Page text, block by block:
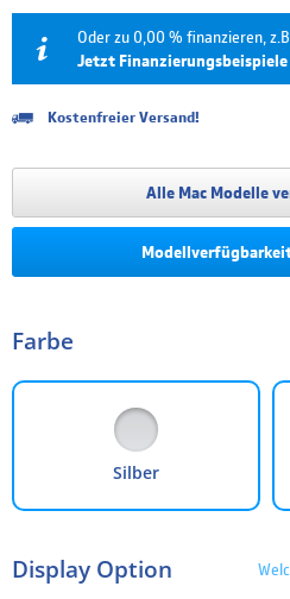
Oder zu 0,00 % finanzieren,
Jetzt Finanzierungsbeispiele
Laufzeit Effektivzins
6 Monate 0.00 %
12 Monate 0.00 %
4.99 %
36 Monate
4.99 %
Die Finanzierung wird über unseren
beachten Sie, dass die hier angegebenen Beträge
Kostenfreier Versand!
Alle Mac Modelle
Farbe
Silber
Display Option